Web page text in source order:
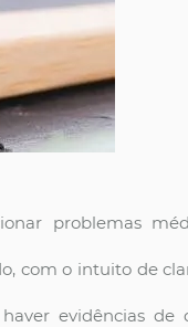
problemas
com o intuito de
evidências de